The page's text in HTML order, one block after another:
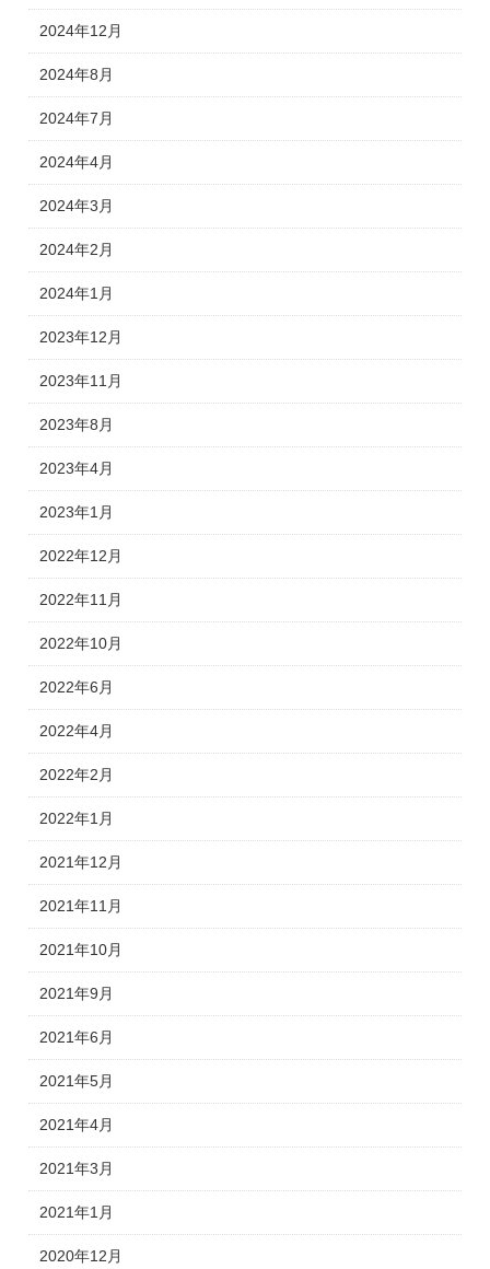
2024年12月
2024年8月
2024年7月
2024年4月
2024年3月
2024年2月
2024年1月
2023年12月
2023年11月
2023年8月
2023年4月
2023年1月
2022年12月
2022年11月
2022年10月
2022年6月
2022年4月
2022年2月
2022年1月
2021年12月
2021年11月
2021年10月
2021年9月
2021年6月
2021年5月
2021年4月
2021年3月
2021年1月
2020年12月